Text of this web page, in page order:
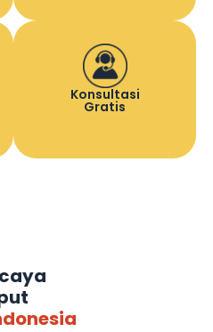
Konsultasi
Gratis